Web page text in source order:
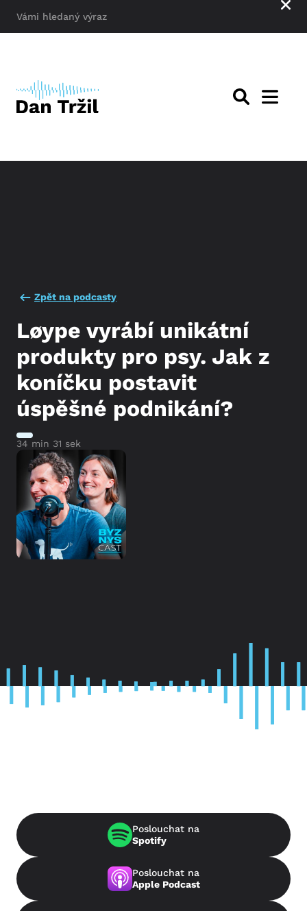
Zpět na podcasty
Løype vyrábí unikátní
produkty pro psy. Jak z
koníčku postavit
úspěšné podnikání?
34 min 31 sek
Poslouchat na
Spotify
Poslouchat na
Apple Podcast